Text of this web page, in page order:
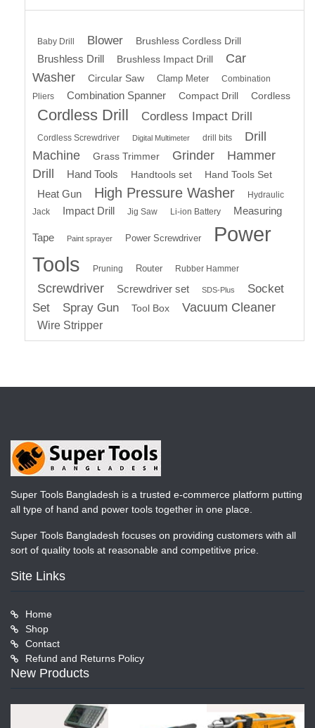
Baby Drill Blower Brushless Cordless Drill
Brushless Drill Brushless Impact Drill
Car
Washer
Circular Saw Clamp Meter
Combination
Pliers
Combination Spanner Compact Drill Cordless
Cordless Drill Cordless Impact Drill
Cordless Screwdriver Digital Multimeter drill bits
Drill
Machine
Grass Trimmer Grinder
Hammer
Drill
Hand Tools Handtools set Hand Tools Set
Heat Gun High Pressure Washer
Hydraulic
Jack
Impact Drill Jig Saw Li-ion Battery Measuring
Tape Paint sprayer Power Screwdriver
Power
Tools
Pruning Router Rubber Hammer
Screwdriver Screwdriver set SDS-Plus
Socket
Set
Spray Gun Tool Box Vacuum Cleaner
Wire Stripper
Super Tools Bangladesh is a trusted e-commerce platform putting
all type of hand and power tools together in one place.
Super Tools Bangladesh focuses on providing customers with all
sort of quality tools at reasonable and competitive price.
Site Links
Home
Shop
Contact
Refund and Returns Policy
New Products